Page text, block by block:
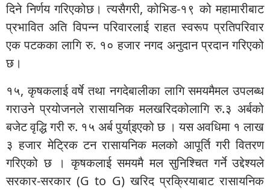
दिने निर्णय गरिएकोछ। त्यसैगरी, कोभिड-१९ को महामारीबाट
प्रभावित अति विपन्न परिवारलाई राहत स्वरूप प्रतिपरिवार
एक पटकका लागि रु. १० हजार नगद अनुदान प्रदान गरिएको
छ।
१५, कृषकलाई वर्षे तथा नगदेबालीका लागि समयमैमल उपलब्ध
गराउने प्रयोजनले रासायनिक मलखरिदकोलागि रु.३ अर्बको
बजेट वृद्धि गरी रु. १५ अर्ब पुर्या्इएको छ । यस अवधिमा १ लाख
३ हजार मेट्रिक टन रासायनिक मलको आपूर्ति गरी वितरण
गरिएको छ । कृषकलाई समयमै मल सुनिश्चित गर्ने उद्देश्यले
सरकार-सरकार (G to G) खरिद प्रक्रियाबाट रासायनिक